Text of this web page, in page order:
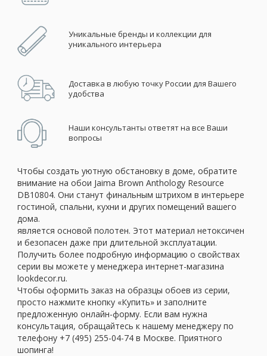
Уникальные бренды и коллекции для
уникального интерьера
Доставка в любую точку России для Вашего
удобства
Наши консультанты ответят на все Ваши
вопросы
Чтобы создать уютную обстановку в доме, обратите
внимание на обои Jaima Brown Anthology Resource
DB10804. Они станут финальным штрихом в интерьере
гостиной, спальни, кухни и других помещений вашего
дома.
является основой полотен. Этот материал нетоксичен
и безопасен даже при длительной эксплуатации.
Получить более подробную информацию о свойствах
серии вы можете у менеджера интернет-магазина
lookdecor.ru.
Чтобы оформить заказ на образцы обоев из серии,
просто нажмите кнопку «Купить» и заполните
предложенную онлайн-форму. Если вам нужна
консультация, обращайтесь к нашему менеджеру по
телефону +7 (495) 255-04-74 в Москве. Приятного
шопинга!